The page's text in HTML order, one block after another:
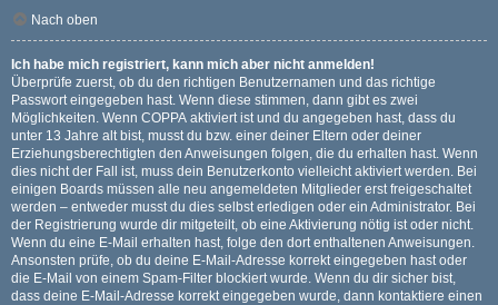
Nach oben
Ich habe mich registriert, kann mich aber nicht anmelden!
Überprüfe zuerst, ob du den richtigen Benutzernamen und das richtige
Passwort eingegeben hast. Wenn diese stimmen, dann gibt es zwei
Möglichkeiten. Wenn COPPA aktiviert ist und du angegeben hast, dass du
unter 13 Jahre alt bist, musst du bzw. einer deiner Eltern oder deiner
Erziehungsberechtigten den Anweisungen folgen, die du erhalten hast. Wenn
dies nicht der Fall ist, muss dein Benutzerkonto vielleicht aktiviert werden. Bei
einigen Boards müssen alle neu angemeldeten Mitglieder erst freigeschaltet
werden – entweder musst du dies selbst erledigen oder ein Administrator. Bei
der Registrierung wurde dir mitgeteilt, ob eine Aktivierung nötig ist oder nicht.
Wenn du eine E-Mail erhalten hast, folge den dort enthaltenen Anweisungen.
Ansonsten prüfe, ob du deine E-Mail-Adresse korrekt eingegeben hast oder
die E-Mail von einem Spam-Filter blockiert wurde. Wenn du dir sicher bist,
dass deine E-Mail-Adresse korrekt eingegeben wurde, dann kontaktiere einen